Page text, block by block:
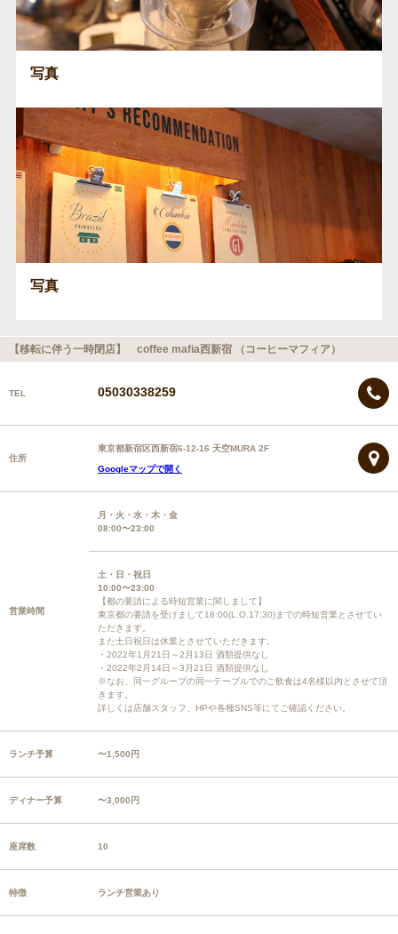
写真
写真
【移転に伴う一時閉店】 coffee mafia西新宿 （コーヒーマフィア）
TEL 05030338259
住所
東京都新宿区西新宿6-12-16 天空MURA 2F
Googleマップで開く
営業時間
月・火・水・木・金
08:00〜23:00
土・日・祝日
10:00〜23:00
【都の要請による時短営業に関しまして】
東京都の要請を受けまして18:00(L.O.17:30)までの時短営業とさせてい
ただきます。
また土日祝日は休業とさせていただきます。
・2022年1月21日～2月13日 酒類提供なし
・2022年2月14日～3月21日 酒類提供なし
※なお、同一グループの同一テーブルでのご飲食は4名様以内とさせて頂
きます。
詳しくは店舗スタッフ、HPや各種SNS等にてご確認ください。
ランチ予算 〜1,500円
ディナー予算 〜3,000円
座席数 10
特徴 ランチ営業あり